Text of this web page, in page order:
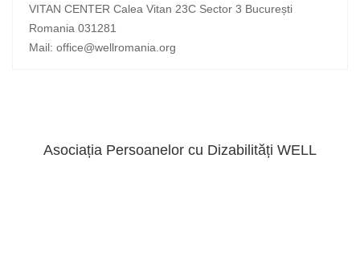
VITAN CENTER Calea Vitan 23C Sector 3 București
Romania 031281
Mail: office@wellromania.org
Asociația Persoanelor cu Dizabilități WELL